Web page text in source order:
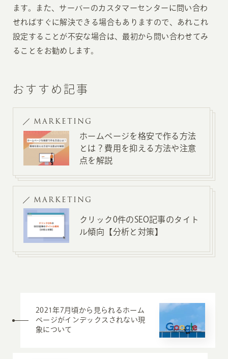
ます。また、サーバーのカスタマーセンターに問い合わ
せればすぐに解決できる場合もありますので、あれこれ
設定することが不安な場合は、最初から問い合わせてみ
ることをお勧めします。
おすすめ記事
MARKETING
ホームページを格安で作る方法
とは？費用を抑える方法や注意
点を解説
MARKETING
クリック0件のSEO記事のタイト
ル傾向【分析と対策】
2021年7月頃から見られるホーム
ページがインデックスされない現
象について